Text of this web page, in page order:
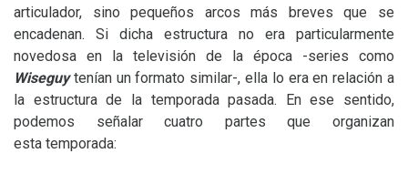
articulador, sino pequeños arcos más breves que se
encadenan. Si dicha estructura no era particularmente
novedosa en la televisión de la época -series como
Wiseguytenían un formato similar-, ella lo era en relación a
la estructura de la temporada pasada. En ese sentido,
podemos señalar cuatro partes que organizan
esta temporada: